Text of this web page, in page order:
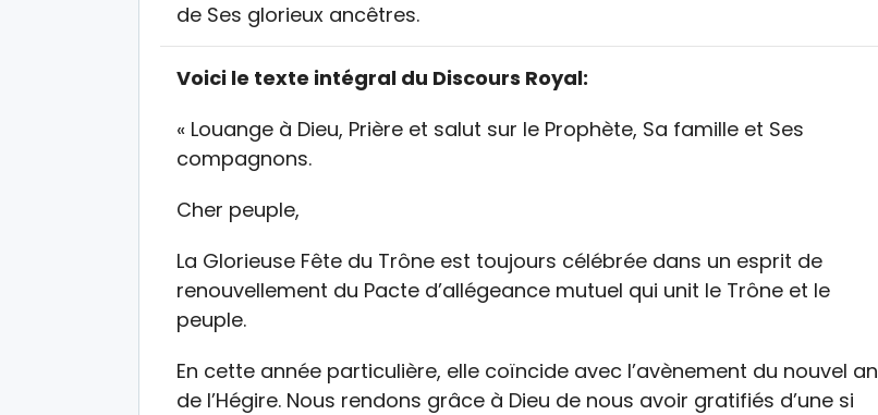
de Ses glorieux ancêtres.
Voici le texte intégral du Discours Royal:
« Louange à Dieu, Prière et salut sur le Prophète, Sa famille et Ses
compagnons.
Cher peuple,
La Glorieuse Fête du Trône est toujours célébrée dans un esprit de
renouvellement du Pacte d’allégeance mutuel qui unit le Trône et le
peuple.
En cette année particulière, elle coïncide avec l’avènement du nouvel an
de l’Hégire. Nous rendons grâce à Dieu de nous avoir gratifiés d’une si